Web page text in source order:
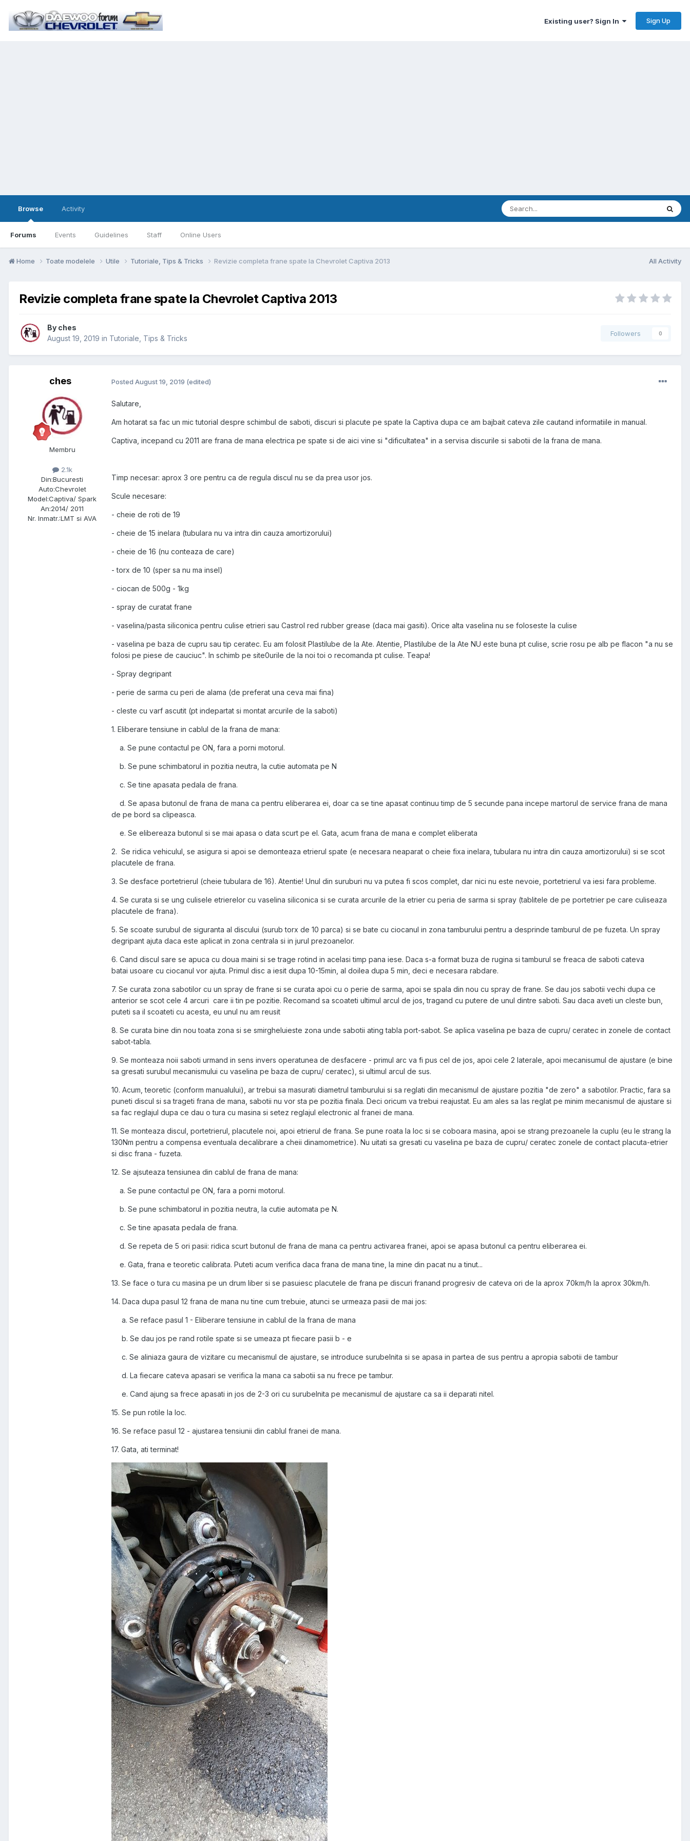
Existing user? Sign In Sign Up
Browse
Forums Events Guidelines Staff Online Users
Activity
All Activity
Home Toate modelele Utile Tutoriale, Tips & Tricks Revizie completa frane spate la Chevrolet Captiva 2013
Revizie completa frane spate la Chevrolet Captiva 2013
By ches
August 19, 2019 in Tutoriale, Tips & Tricks
Followers 0
ches
Membru
2.1k
Din:Bucuresti
Auto:Chevrolet
Model:Captiva/ Spark
An:2014/ 2011
Nr. Inmatr.:LMT si AVA
Posted August 19, 2019 (edited)
Salutare,
Am hotarat sa fac un mic tutorial despre schimbul de saboti, discuri si placute pe spate la Captiva dupa ce am bajbait cateva zile cautand informatiile in manual.
Captiva, incepand cu 2011 are frana de mana electrica pe spate si de aici vine si "dificultatea" in a servisa discurile si sabotii de la frana de mana.
Timp necesar: aprox 3 ore pentru ca de regula discul nu se da prea usor jos.
Scule necesare:
- cheie de roti de 19
- cheie de 15 inelara (tubulara nu va intra din cauza amortizorului)
- cheie de 16 (nu conteaza de care)
- torx de 10 (sper sa nu ma insel)
- ciocan de 500g - 1kg
- spray de curatat frane
- vaselina/pasta siliconica pentru culise etrieri sau Castrol red rubber grease (daca mai gasiti). Orice alta vaselina nu se foloseste la culise
- vaselina pe baza de cupru sau tip ceratec. Eu am folosit Plastilube de la Ate. Atentie, Plastilube de la Ate NU este buna pt culise, scrie rosu pe alb pe flacon "a nu se
folosi pe piese de cauciuc". In schimb pe site0urile de la noi toi o recomanda pt culise. Teapa!
- Spray degripant
- perie de sarma cu peri de alama (de preferat una ceva mai fina)
- cleste cu varf ascutit (pt indepartat si montat arcurile de la saboti)
1. Eliberare tensiune in cablul de la frana de mana:
a. Se pune contactul pe ON, fara a porni motorul.
b. Se pune schimbatorul in pozitia neutra, la cutie automata pe N
c. Se tine apasata pedala de frana.
d. Se apasa butonul de frana de mana ca pentru eliberarea ei, doar ca se tine apasat continuu timp de 5 secunde pana incepe martorul de service frana de mana
de pe bord sa clipeasca.
e. Se elibereaza butonul si se mai apasa o data scurt pe el. Gata, acum frana de mana e complet eliberata
2. Se ridica vehiculul, se asigura si apoi se demonteaza etrierul spate (e necesara neaparat o cheie fixa inelara, tubulara nu intra din cauza amortizorului) si se scot
placutele de frana.
3. Se desface portetrierul (cheie tubulara de 16). Atentie! Unul din suruburi nu va putea fi scos complet, dar nici nu este nevoie, portetrierul va iesi fara probleme.
4. Se curata si se ung culisele etrierelor cu vaselina siliconica si se curata arcurile de la etrier cu peria de sarma si spray (tablitele de pe portetrier pe care culiseaza
placutele de frana).
5. Se scoate surubul de siguranta al discului (surub torx de 10 parca) si se bate cu ciocanul in zona tamburului pentru a desprinde tamburul de pe fuzeta. Un spray
degripant ajuta daca este aplicat in zona centrala si in jurul prezoanelor.
6. Cand discul sare se apuca cu doua maini si se trage rotind in acelasi timp pana iese. Daca s-a format buza de rugina si tamburul se freaca de saboti cateva
batai usoare cu ciocanul vor ajuta. Primul disc a iesit dupa 10-15min, al doilea dupa 5 min, deci e necesara rabdare.
7. Se curata zona sabotilor cu un spray de frane si se curata apoi cu o perie de sarma, apoi se spala din nou cu spray de frane. Se dau jos sabotii vechi dupa ce
anterior se scot cele 4 arcuri care ii tin pe pozitie. Recomand sa scoateti ultimul arcul de jos, tragand cu putere de unul dintre saboti. Sau daca aveti un cleste bun,
puteti sa il scoateti cu acesta, eu unul nu am reusit
8. Se curata bine din nou toata zona si se smirgheluieste zona unde sabotii ating tabla port-sabot. Se aplica vaselina pe baza de cupru/ ceratec in zonele de contact
sabot-tabla.
9. Se monteaza noii saboti urmand in sens invers operatunea de desfacere - primul arc va fi pus cel de jos, apoi cele 2 laterale, apoi mecanisumul de ajustare (e bine
sa gresati surubul mecanismului cu vaselina pe baza de cupru/ ceratec), si ultimul arcul de sus.
10. Acum, teoretic (conform manualului), ar trebui sa masurati diametrul tamburului si sa reglati din mecanismul de ajustare pozitia "de zero" a sabotilor. Practic, fara sa
puneti discul si sa trageti frana de mana, sabotii nu vor sta pe pozitia finala. Deci oricum va trebui reajustat. Eu am ales sa las reglat pe minim mecanismul de ajustare si
sa fac reglajul dupa ce dau o tura cu masina si setez reglajul electronic al franei de mana.
11. Se monteaza discul, portetrierul, placutele noi, apoi etrierul de frana. Se pune roata la loc si se coboara masina, apoi se strang prezoanele la cuplu (eu le strang la
130Nm pentru a compensa eventuala decalibrare a cheii dinamometrice). Nu uitati sa gresati cu vaselina pe baza de cupru/ ceratec zonele de contact placuta-etrier
si disc frana - fuzeta.
12. Se ajsuteaza tensiunea din cablul de frana de mana:
a. Se pune contactul pe ON, fara a porni motorul.
b. Se pune schimbatorul in pozitia neutra, la cutie automata pe N.
c. Se tine apasata pedala de frana.
d. Se repeta de 5 ori pasii: ridica scurt butonul de frana de mana ca pentru activarea franei, apoi se apasa butonul ca pentru eliberarea ei.
e. Gata, frana e teoretic calibrata. Puteti acum verifica daca frana de mana tine, la mine din pacat nu a tinut...
13. Se face o tura cu masina pe un drum liber si se pasuiesc placutele de frana pe discuri franand progresiv de cateva ori de la aprox 70km/h la aprox 30km/h.
14. Daca dupa pasul 12 frana de mana nu tine cum trebuie, atunci se urmeaza pasii de mai jos:
a. Se reface pasul 1 - Eliberare tensiune in cablul de la frana de mana
b. Se dau jos pe rand rotile spate si se umeaza pt fiecare pasii b - e
c. Se aliniaza gaura de vizitare cu mecanismul de ajustare, se introduce surubelnita si se apasa in partea de sus pentru a apropia sabotii de tambur
d. La fiecare cateva apasari se verifica la mana ca sabotii sa nu frece pe tambur.
e. Cand ajung sa frece apasati in jos de 2-3 ori cu surubelnita pe mecanismul de ajustare ca sa ii deparati nitel.
15. Se pun rotile la loc.
16. Se reface pasul 12 - ajustarea tensiunii din cablul franei de mana.
17. Gata, ati terminat!